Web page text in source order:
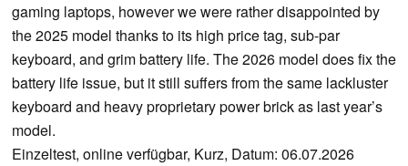
gaming laptops, however we were rather disappointed by
the 2025 model thanks to its high price tag, sub-par
keyboard, and grim battery life. The 2026 model does fix the
battery life issue, but it still suffers from the same lackluster
keyboard and heavy proprietary power brick as last year’s
model.
Einzeltest, online verfügbar, Kurz, Datum: 06.07.2026